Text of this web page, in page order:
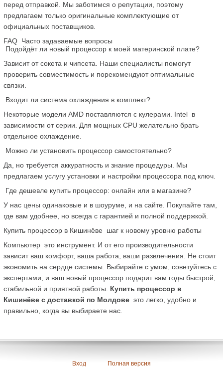
перед отправкой. Мы заботимся о репутации, поэтому
предлагаем только оригинальные комплектующие от
официальных поставщиков.
FAQ  Часто задаваемые вопросы
Подойдёт ли новый процессор к моей материнской плате?
Зависит от сокета и чипсета. Наши специалисты помогут
проверить совместимость и порекомендуют оптимальные
связки.
Входит ли система охлаждения в комплект?
Некоторые модели AMD поставляются с кулерами. Intel  в
зависимости от серии. Для мощных CPU желательно брать
отдельное охлаждение.
Можно ли установить процессор самостоятельно?
Да, но требуется аккуратность и знание процедуры. Мы
предлагаем услугу установки и настройки процессора под ключ.
Где дешевле купить процессор: онлайн или в магазине?
У нас цены одинаковые и в шоуруме, и на сайте. Покупайте там,
где вам удобнее, но всегда с гарантией и полной поддержкой.
Купить процессор в Кишинёве  шаг к новому уровню работы
Компьютер  это инструмент. И от его производительности
зависит ваш комфорт, ваша работа, ваши развлечения. Не стоит
экономить на сердце системы. Выбирайте с умом, советуйтесь с
экспертами, и ваш новый процессор подарит вам годы быстрой,
стабильной и приятной работы. Купить процессор в
Кишинёве с доставкой по Молдове
  это легко, удобно и
правильно, когда вы выбираете нас.
Вход Полная версия